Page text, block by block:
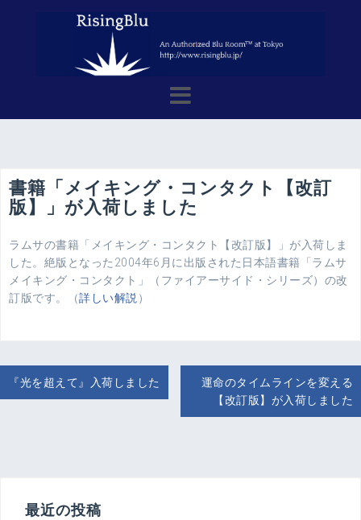
書籍「メイキング・コンタクト【改訂
版】」が入荷しました
ラムサの書籍「メイキング・コンタクト【改訂版】」が入荷しま
した。絶版となった2004年6月に出版された日本語書籍「ラムサ
メイキング・コンタクト」（ファイアーサイド・シリーズ）の改
訂版です。（詳しい解説 ）
投
稿『光を超えて』入荷しました
運命のタイムラインを変える
【改訂版】が入荷しました
最近の投稿